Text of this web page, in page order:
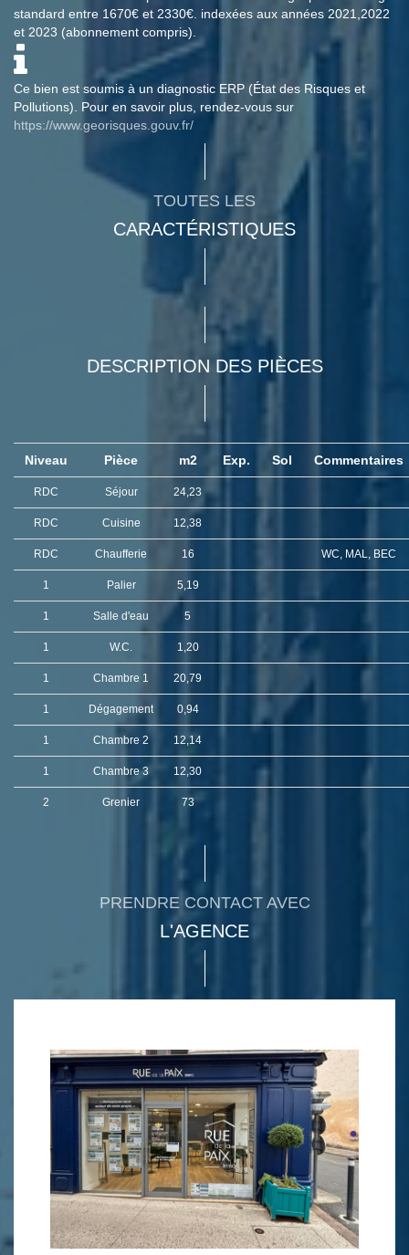
standard entre 1670€ et 2330€. indexées aux années 2021,2022
et 2023 (abonnement compris).
Ce bien est soumis à un diagnostic ERP (État des Risques et
Pollutions). Pour en savoir plus, rendez-vous sur
https://www.georisques.gouv.fr/
TOUTES LES
CARACTÉRISTIQUES
DESCRIPTION DES PIÈCES
Niveau Pièce m2 Exp. Sol Commentaires
RDC Séjour 24,23
RDC Cuisine 12,38
RDC Chaufferie 16 WC, MAL, BEC
1 Palier 5,19
1 Salle d'eau 5
1 W.C. 1,20
1 Chambre 1 20,79
1 Dégagement 0,94
1 Chambre 2 12,14
1 Chambre 3 12,30
2 Grenier 73
PRENDRE CONTACT AVEC
L'AGENCE